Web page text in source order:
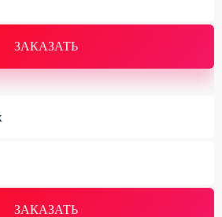
ЗАКАЗАТЬ
ЗАКАЗАТЬ